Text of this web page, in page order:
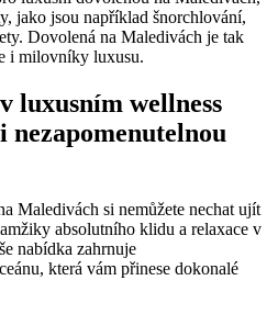
⁤jako jsou například ‌šnorchlování,
⁣Dovolená na Maledivách ‍je tak
i ‍milovníky ‌luxusu.
luxusním wellness
Maledivách‌ si nemůžete nechat ujít​
absolutního​ klidu a relaxace v
nabídka zahrnuje
která‌ vám přinese dokonalé